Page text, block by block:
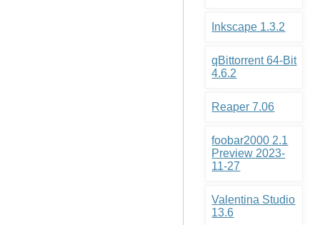
Inkscape 1.3.2
qBittorrent 64-Bit
4.6.2
Reaper 7.06
foobar2000 2.1
Preview 2023-
11-27
Valentina Studio
13.6